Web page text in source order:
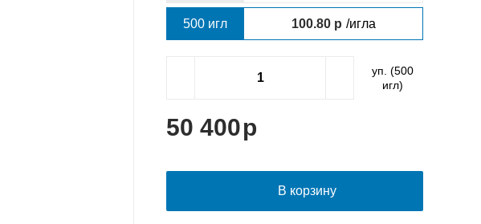
500 игл 100.80 /игла
уп. (500
игл)
50 400
В корзину